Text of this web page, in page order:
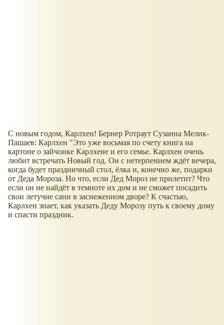
С новым годом, Карлхен! Бернер Ротраут Сузанна Мелик-
Пашаев: Карлхен "Это уже восьмая по счету книга на
картоне о зайчонке Карлхене и его семье. Карлхен очень
любит встречать Новый год. Он с нетерпением ждёт вечера,
когда будет праздничный стол, ёлка и, конечно же, подарки
от Деда Мороза. Но что, если Дед Мороз не прилетит? Что
если он не найдёт в темноте их дом и не сможет посадить
свои летучие сани в заснеженном дворе? К счастью,
Карлхен знает, как указать Деду Морозу путь к своему дому
и спасти праздник.